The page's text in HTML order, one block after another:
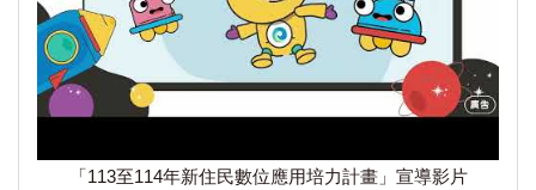
「113至114年新住民數位應用培力計畫」宣導影片